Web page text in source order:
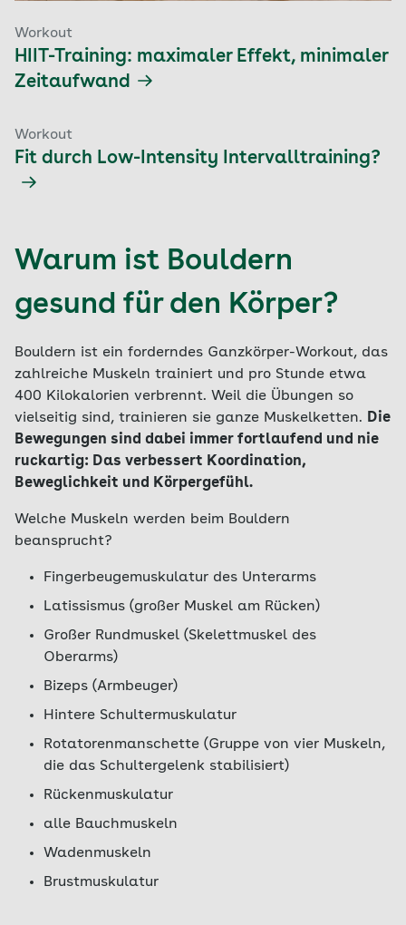
Workout
HIIT-Training: maximaler Effekt, minimaler
Zeitaufwand
Workout
Fit durch Low-Intensity Intervalltraining?
Warum ist Bouldern
gesund für den Körper?
Bouldern ist ein forderndes Ganzkörper-Workout, das
zahlreiche Muskeln trainiert und pro Stunde etwa
400 Kilokalorien verbrennt. Weil die Übungen so
vielseitig sind, trainieren sie ganze Muskelketten. Die
Bewegungen sind dabei immer fortlaufend und nie
ruckartig: Das verbessert Koordination,
Beweglichkeit und Körpergefühl.
Welche Muskeln werden beim Bouldern
beansprucht?
Fingerbeugemuskulatur des Unterarms
Latissismus (großer Muskel am Rücken)
Großer Rundmuskel (Skelettmuskel des
Oberarms)
Bizeps (Armbeuger)
Hintere Schultermuskulatur
Rotatorenmanschette (Gruppe von vier Muskeln,
die das Schultergelenk stabilisiert)
Rückenmuskulatur
alle Bauchmuskeln
Wadenmuskeln
Brustmuskulatur